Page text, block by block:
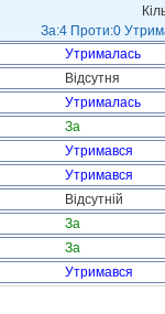
За:4 Проти:0
Утрималась
Відсутня
Утрималась
За
Утримався
Утримався
Відсутній
За
За
Утримався